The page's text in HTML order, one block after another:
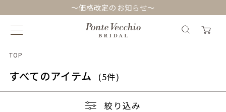
～価格改定のお知らせ～
TOP
すべてのアイテム (5件)
絞り込み